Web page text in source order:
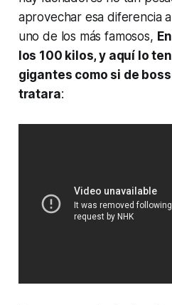
aprovechar esa diferencia
uno de los más famosos,
los 100 kilos, y aquí lo
gigantes como si de
tratara: